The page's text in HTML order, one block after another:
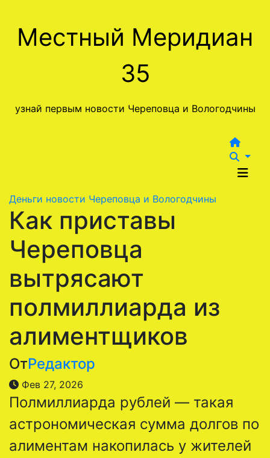
содержимому
Местный Меридиан
35
узнай первым новости Череповца и Вологодчины
Деньги новости Череповца и Вологодчины
Как приставы
Череповца
вытрясают
полмиллиарда из
алиментщиков
ОтРедактор
Фев 27, 2026
Полмиллиарда рублей — такая
астрономическая сумма долгов по
алиментам накопилась у жителей